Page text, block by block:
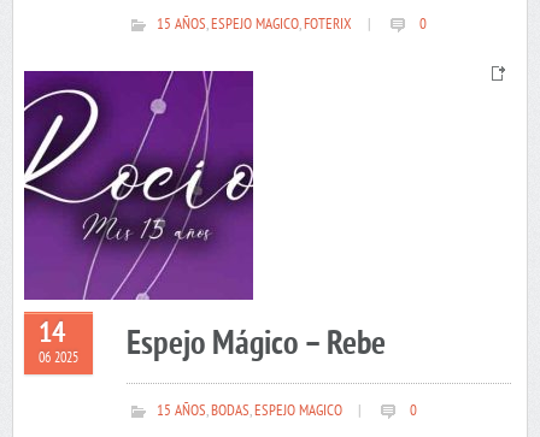
15 AÑOS,ESPEJO MAGICO,FOTERIX 0
14
06 2025 Espejo Mágico – Rebe
15 AÑOS,BODAS,ESPEJO MAGICO 0